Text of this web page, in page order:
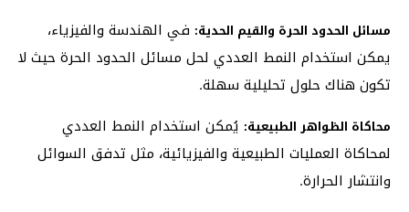
مسائل الحدود الحرة والقيم الحدية: في الهندسة والفيزياء،
يمكن استخدام النمط العددي لحل مسائل الحدود الحرة حيث لا
تكون هناك حلول تحليلية سهلة.
محاكاة الظواهر الطبيعية: يُمكن استخدام النمط العددي
لمحاكاة العمليات الطبيعية والفيزيائية، مثل تدفق السوائل
وانتشار الحرارة.